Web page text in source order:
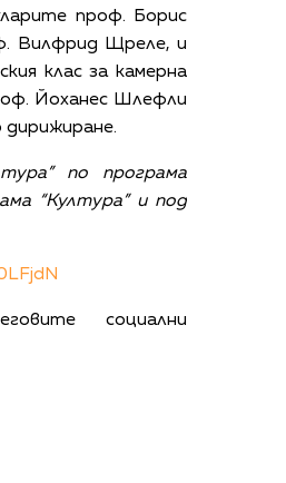
проф. Борис
Вилфрид Щреле, и
клас за камерна
Йоханес Шлефли
по програма
“Култура” и под
социални